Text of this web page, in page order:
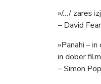
»/…/ zares
– David
»Panahi –
in dober
– Simon